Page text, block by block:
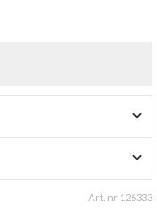
Art. nr 126333